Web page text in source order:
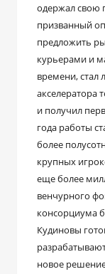
одержал свою
призванный
предложить
курьерами и
времени, стал
акселератора
и получил
года работы
более
крупных
еще более
венчурного
консорциума
Кудиновы
новое